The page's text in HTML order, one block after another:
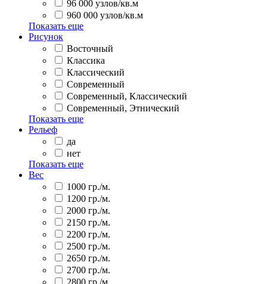
96 000 узлов/кв.м
960 000 узлов/кв.м
Показать еще
Рисунок
Восточный
Классика
Классический
Современный
Современный, Классический
Современный, Этнический
Показать еще
Рельеф
да
нет
Показать еще
Вес
1000 гр./м.
1200 гр./м.
2000 гр./м.
2150 гр./м.
2200 гр./м.
2500 гр./м.
2650 гр./м.
2700 гр./м.
2800 гр./м.